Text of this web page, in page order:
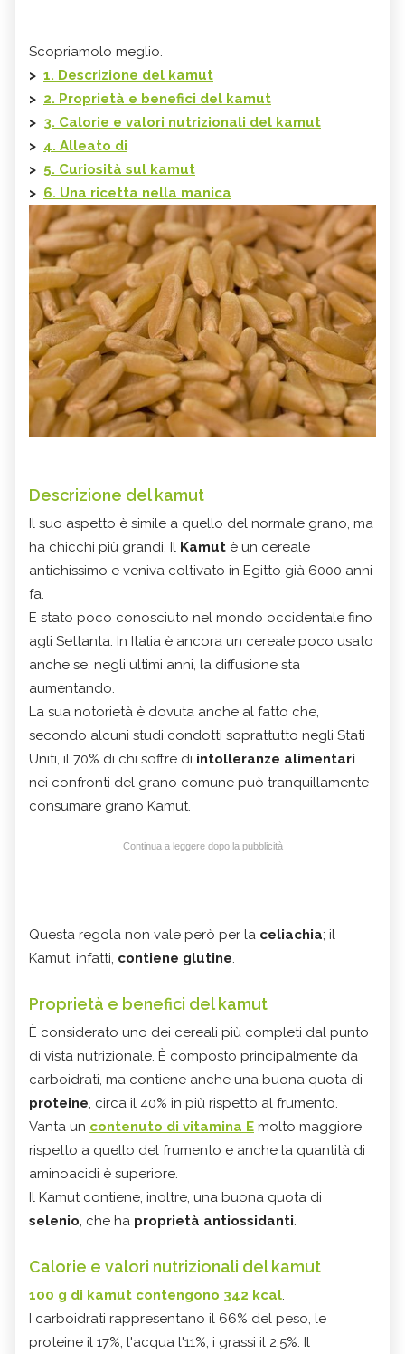
Scopriamolo meglio.
> 1. Descrizione del kamut
> 2. Proprietà e benefici del kamut
> 3. Calorie e valori nutrizionali del kamut
> 4. Alleato di
> 5. Curiosità sul kamut
> 6. Una ricetta nella manica
Descrizione del kamut
Il suo aspetto è simile a quello del normale grano, ma
ha chicchi più grandi. Il Kamut è un cereale
antichissimo e veniva coltivato in Egitto già 6000 anni
fa.
È stato poco conosciuto nel mondo occidentale fino
agli Settanta. In Italia è ancora un cereale poco usato
anche se, negli ultimi anni, la diffusione sta
aumentando.
La sua notorietà è dovuta anche al fatto che,
secondo alcuni studi condotti soprattutto negli Stati
Uniti, il 70% di chi soffre di intolleranze alimentari
nei confronti del grano comune può tranquillamente
consumare grano Kamut.
Continua a leggere dopo la pubblicità
Questa regola non vale però per la celiachia; il
Kamut, infatti, contiene glutine.
Proprietà e benefici del kamut
È considerato uno dei cereali più completi dal punto
di vista nutrizionale. È composto principalmente da
carboidrati, ma contiene anche una buona quota di
proteine, circa il 40% in più rispetto al frumento.
Vanta un contenuto di vitamina E molto maggiore
rispetto a quello del frumento e anche la quantità di
aminoacidi è superiore.
Il Kamut contiene, inoltre, una buona quota di
selenio, che ha proprietà antiossidanti.
Calorie e valori nutrizionali del kamut
100 g di kamut contengono 342 kcal.
I carboidrati rappresentano il 66% del peso, le
proteine il 17%, l'acqua l'11%, i grassi il 2,5%. Il